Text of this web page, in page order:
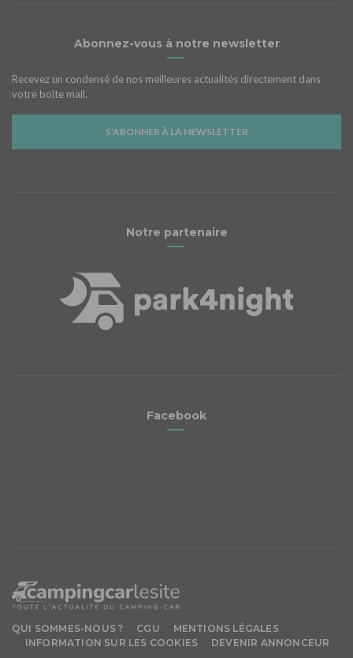
Abonnez-vous à notre newsletter
Recevez un condensé de nos meilleures actualités directement dans
votre boîte mail.
S'ABONNER À LA NEWSLETTER
Notre partenaire
Facebook
QUI SOMMES-NOUS ? CGU
MENTIONS LÉGALES
INFORMATION SUR LES COOKIES
DEVENIR ANNONCEUR